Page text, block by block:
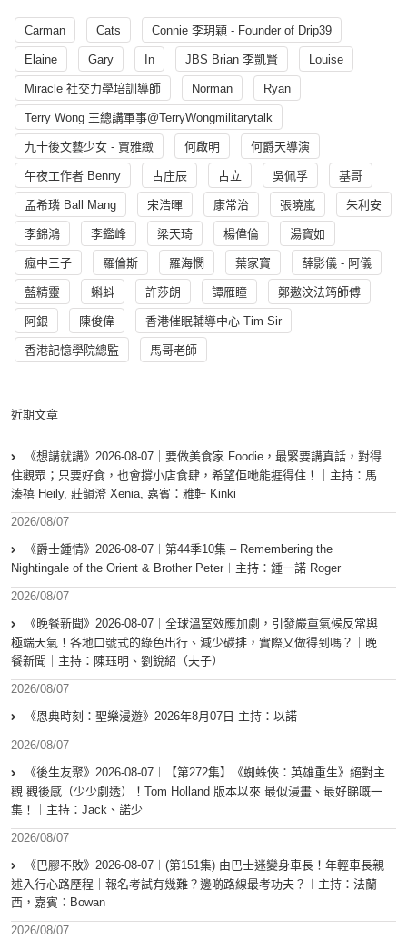
Carman Cats Connie 李玥穎 - Founder of Drip39
Elaine Gary In JBS Brian 李凱賢 Louise
Miracle 社交力學培訓導師 Norman Ryan
Terry Wong 王總講軍事@TerryWongmilitarytalk
九十後文藝少女 - 賈雅緻 何啟明 何爵天導演
午夜工作者 Benny 古庄辰 古立 吳佩孚 基哥
孟希璘 Ball Mang 宋浩暉 康常治 張曉嵐 朱利安
李錦鴻 李鑑峰 梁天琦 楊偉倫 湯寳如
瘋中三子 羅倫斯 羅海憫 葉家寶 薛影儀 - 阿儀
藍精靈 蝌蚪 許莎朗 譚雁瞳 鄭遨汶法筠師傅
阿銀 陳俊偉 香港催眠輔導中心 Tim Sir
香港記憶學院總監 馬哥老師
近期文章
《想講就講》2026-08-07｜要做美食家 Foodie，最緊要講真話，對得
住觀眾；只要好食，也會撐小店食肆，希望佢哋能捱得住！｜主持：馬
溱禧 Heily, 莊韻澄 Xenia, 嘉賓：雅軒 Kinki
2026/08/07
《爵士鍾情》2026-08-07︱第44季10集 – Remembering the
Nightingale of the Orient & Brother Peter︱主持：鍾一諾 Roger
2026/08/07
《晚餐新聞》2026-08-07｜全球溫室效應加劇，引發嚴重氣候反常與
極端天氣！各地口號式的綠色出行、減少碳排，實際又做得到嗎？｜晚
餐新聞｜主持：陳珏明、劉銳紹（夫子）
2026/08/07
《恩典時刻：聖樂漫遊》2026年8月07日 主持：以諾
2026/08/07
《後生友聚》2026-08-07︱【第272集】《蜘蛛俠：英雄重生》絕對主
觀 觀後感（少少劇透）！Tom Holland 版本以來 最似漫畫、最好睇嘅一
集！｜主持：Jack、諾少
2026/08/07
《巴膠不敗》2026-08-07︱(第151集) 由巴士迷變身車長！年輕車長親
述入行心路歷程｜報名考試有幾難？邊啲路線最考功夫？︱主持：法蘭
西，嘉賓︰Bowan
2026/08/07